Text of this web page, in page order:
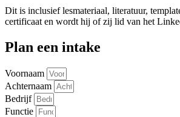
Dit is inclusief lesmateriaal, literatuur,
certificaat en wordt hij of zij lid van het
Plan een intake
Voornaam
Achternaam
Bedrijf
Functie